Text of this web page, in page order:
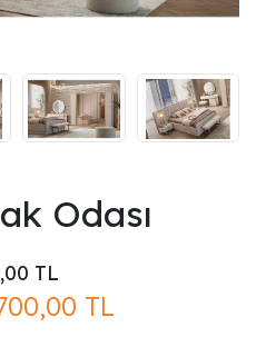
Odası
TL
TL